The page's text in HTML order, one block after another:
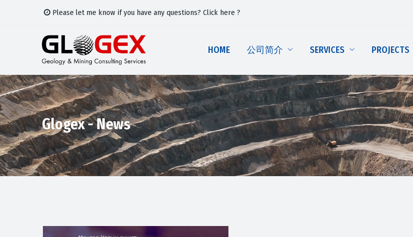
Please let me know if you have any questions? Click here ?
HOME 公司简介 SERVICES PROJECTS
Glogex - News